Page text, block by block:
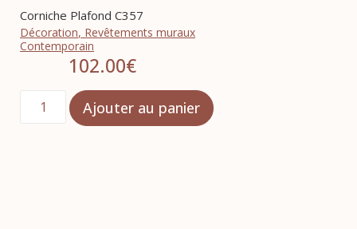
Corniche Plafond C357
Décoration, Revêtements muraux
Contemporain
102.00€
Ajouter au panier